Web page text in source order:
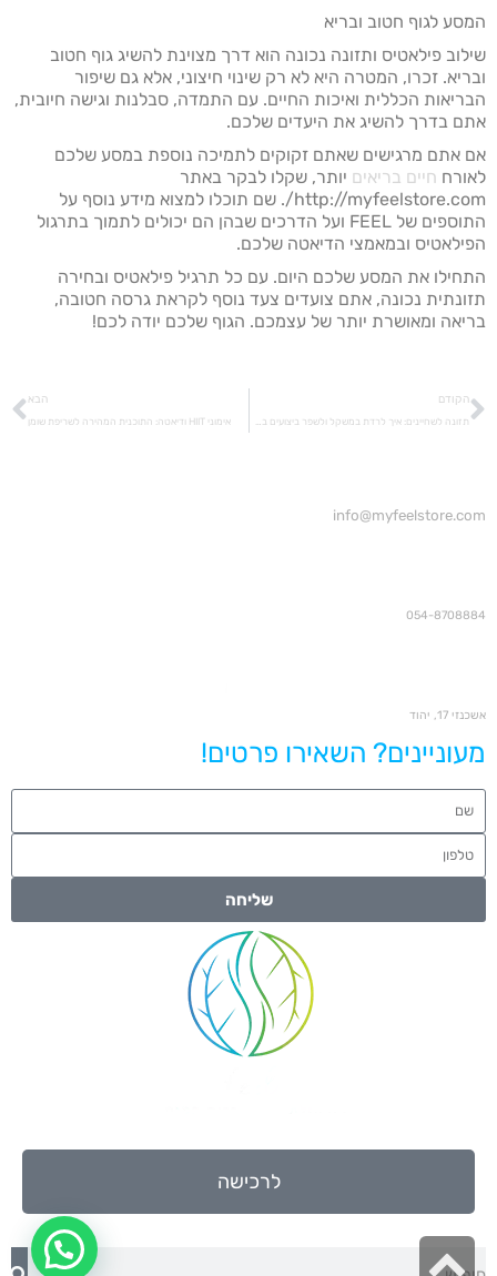
המסע לגוף חטוב ובריא
שילוב פילאטיס ותזונה נכונה הוא דרך מצוינת להשיג גוף חטוב
ובריא. זכרו, המטרה היא לא רק שינוי חיצוני, אלא גם שיפור
הבריאות הכללית ואיכות החיים. עם התמדה, סבלנות וגישה חיובית,
אתם בדרך להשיג את היעדים שלכם.
אם אתם מרגישים שאתם זקוקים לתמיכה נוספת במסע שלכם
לאורח חיים בריאים יותר, שקלו לבקר באתר
http://myfeelstore.com/. שם תוכלו למצוא מידע נוסף על
התוספים של FEEL ועל הדרכים שבהן הם יכולים לתמוך בתרגול
הפילאטיס ובמאמצי הדיאטה שלכם.
התחילו את המסע שלכם היום. עם כל תרגיל פילאטיס ובחירה
תזונתית נכונה, אתם צועדים צעד נוסף לקראת גרסה חטובה,
בריאה ומאושרת יותר של עצמכם. הגוף שלכם יודה לכם!
הקודם הבא
אימוני HIIT ודיאטה: התוכנית המהירה לשריפת שומן
info@myfeelstore.com
054-8708884
אשכנזי 17, יהוד
מעוניינים? השאירו פרטים!
שליחה
לרכישה